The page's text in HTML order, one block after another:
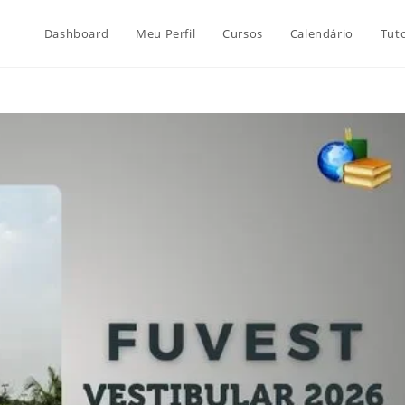
Dashboard Meu Perfil Cursos Calendário